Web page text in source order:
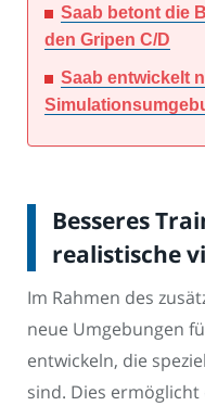
Saab betont die
den Gripen C/D
Saab entwickelt
Besseres
realistische
Im Rahmen des
neue Umgebungen
entwickeln, die
sind. Dies